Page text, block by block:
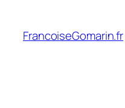
contenu
FrancoiseGomarin.fr